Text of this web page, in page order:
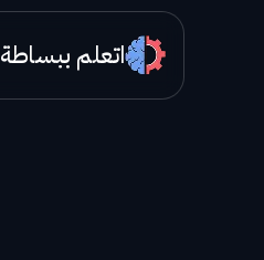
اتعلم ببساطة